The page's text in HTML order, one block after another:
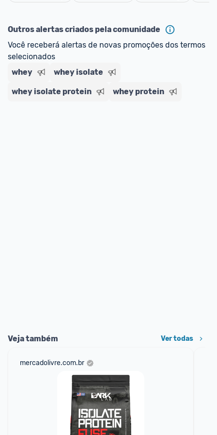
E lembre-se: você sempre pode contar ajuda da
comunidade para tirar dúvidas ou acionar os
nossos Admins marcando
comentário ou através do Fale com o Promobit.
Outros alertas criados pela comunidade
Você receberá alertas de novas promoções dos termos
selecionados
whey
whey isolate
whey isolate protein whey protein
Veja também Ver todas
mercadolivre.com.br